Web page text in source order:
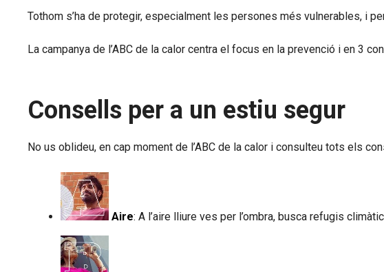
Tothom s’ha de protegir, especialment les persones més vulnerables, i
La campanya de l’ABC de la calor centra el focus en la prevenció i en 3
Consells per a un estiu segur
No us oblideu, en cap moment de l’ABC de la calor i consulteu tots els
Aire: A l’aire lliure ves per l’ombra, busca refugis